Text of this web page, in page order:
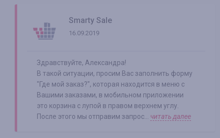
Smarty Sale
16.09.2019
Здравствуйте, Александра!
В такой ситуации, просим Вас заполнить форму
"Где мой заказ?", которая находится в меню с
Вашими заказами, в мобильном приложении
это корзина с лупой в правом верхнем углу.
После этого мы отправим запрос... читать далее